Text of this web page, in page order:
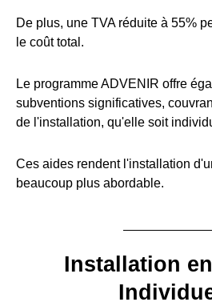
De plus, une TVA réduite à 55%
le coût total.
Le programme ADVENIR offre
subventions significatives,
de l'installation, qu'elle soit
Ces aides rendent l'installation
beaucoup plus abordable.
Installation